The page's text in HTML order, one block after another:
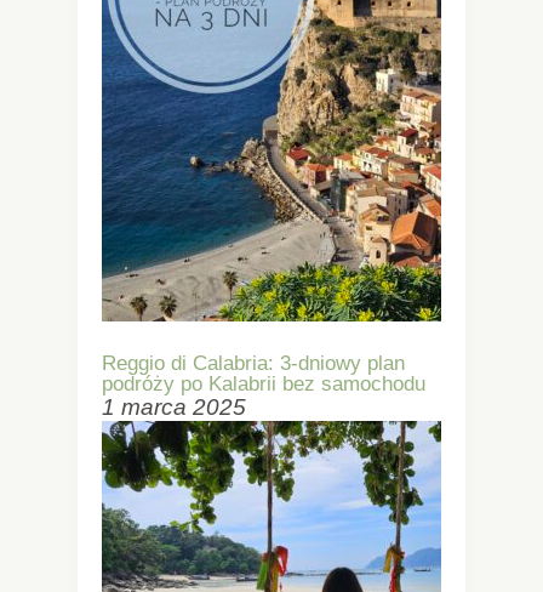
Reggio di Calabria: 3-dniowy plan
podróży po Kalabrii bez samochodu
1 marca 2025